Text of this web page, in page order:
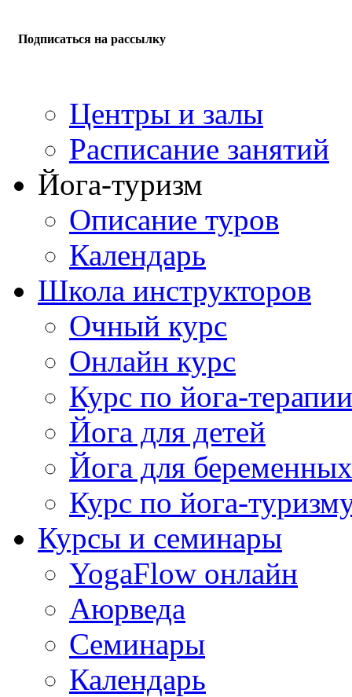
Подписаться на рассылку
Центры и залы
Расписание занятий
Йога-туризм
Описание туров
Календарь
Школа инструкторов
Очный курс
Онлайн курс
Курс по йога-терапии
Йога для детей
Йога для беременных
Курс по йога-
Курсы и семинары
YogaFlow онлайн
Аюрведа
Семинары
Календарь